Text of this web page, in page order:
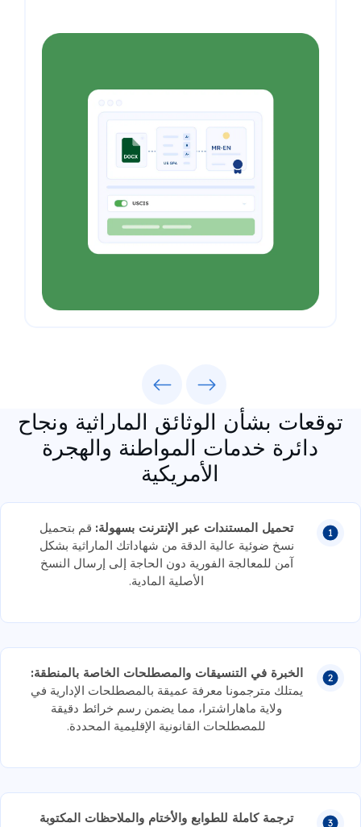
توقعات بشأن الوثائق الماراثية ونجاح
دائرة خدمات المواطنة والهجرة
الأمريكية
تحميل المستندات عبر الإنترنت بسهولة:قم بتحميل
نسخ ضوئية عالية الدقة من شهاداتك الماراثية بشكل
آمن للمعالجة الفورية دون الحاجة إلى إرسال النسخ
الأصلية المادية.
الخبرة في التنسيقات والمصطلحات الخاصة بالمنطقة:
يمتلك مترجمونا معرفة عميقة بالمصطلحات الإدارية في
ولاية ماهاراشترا، مما يضمن رسم خرائط دقيقة
للمصطلحات القانونية الإقليمية المحددة.
ترجمة كاملة للطوابع والأختام والملاحظات المكتوبة